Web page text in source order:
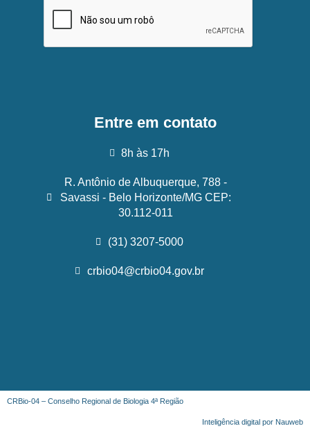
Entre em contato
8h às 17h
R. Antônio de Albuquerque, 788 -
Savassi - Belo Horizonte/MG CEP:
30.112-011
(31) 3207-5000
crbio04@crbio04.gov.br
CRBio-04 – Conselho Regional de Biologia 4ª Região
Inteligência digital por Nauweb